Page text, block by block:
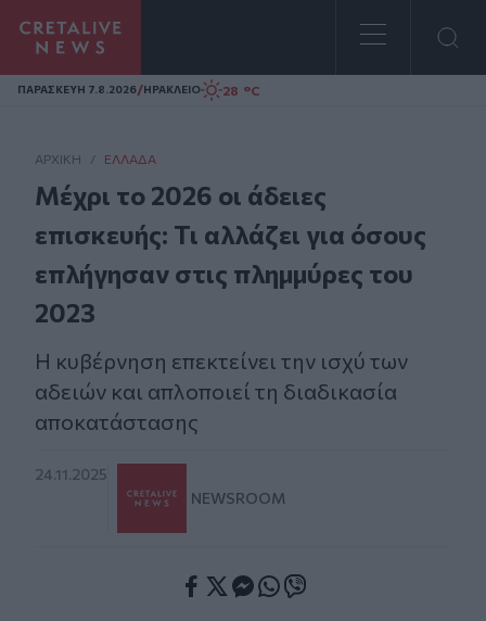
Homepage
ΠΑΡΑΣΚΕΥΗ 7.8.2026/ΗΡΑΚΛΕΙΟ 28 °C
ΑΡΧΙΚΗ / ΕΛΛΆΔΑ
Μέχρι το 2026 οι άδειες
επισκευής: Τι αλλάζει για όσους
επλήγησαν στις πλημμύρες του
2023
Η κυβέρνηση επεκτείνει την ισχύ των
αδειών και απλοποιεί τη διαδικασία
αποκατάστασης
24.11.2025
NEWSROOM